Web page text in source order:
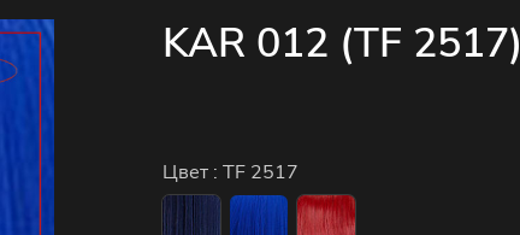
KAR 012 (TF 2517)
Цвет : TF 2517